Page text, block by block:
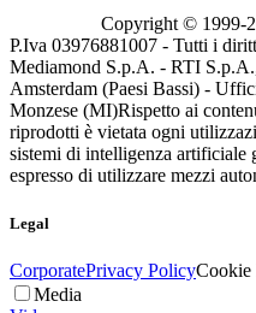
Copyright © 1999-
P.Iva 03976881007 - Tutti i
Mediamond S.p.A. - RTI
Amsterdam (Paesi Bassi) -
Monzese (MI)Rispetto ai
riprodotti è vietata ogni
sistemi di intelligenza artificiale
espresso di utilizzare mezzi
Legal
CorporatePrivacy PolicyCookie
Media